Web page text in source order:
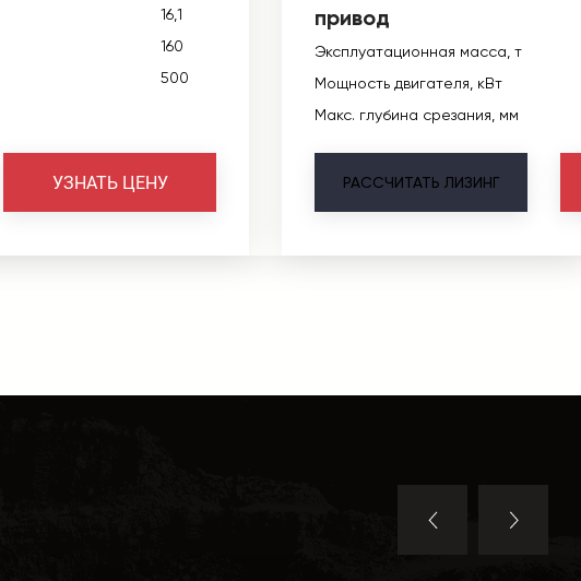
16,1
160
500
УЗНАТЬ ЦЕНУ
привод
Эксплуатационная масса, т
Мощность двигателя, кВт
Макс. глубина срезания, мм
РАССЧИТАТЬ ЛИЗИНГ